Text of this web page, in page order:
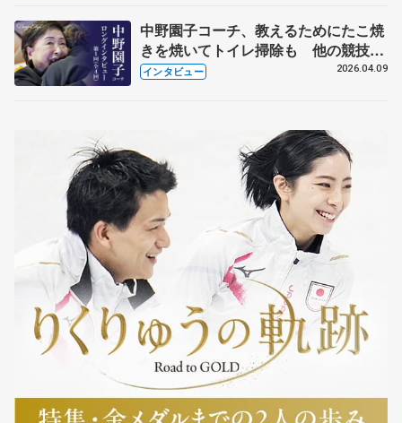
中野園子コーチ、教えるためにたこ焼
きを焼いてトイレ掃除も 他の競技に
も通用するという坂本花織の筋肉
インタビュー 2026.04.09